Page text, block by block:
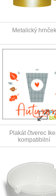
Metalický hrnček
Plakát čtverec
kompatibilní